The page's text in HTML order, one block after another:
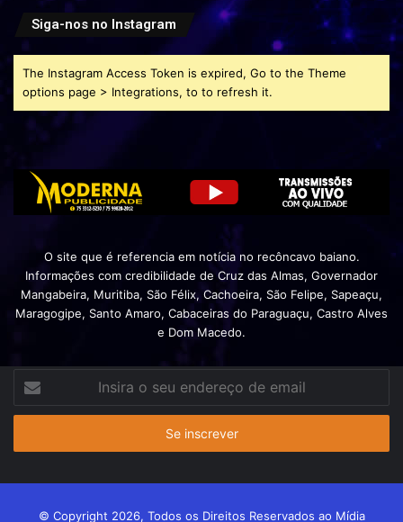
Siga-nos no Instagram
The Instagram Access Token is expired, Go to the Theme
options page > Integrations, to to refresh it.
O site que é referencia em notícia no recôncavo baiano.
Informações com credibilidade de Cruz das Almas, Governador
Mangabeira, Muritiba, São Félix, Cachoeira, São Felipe, Sapeaçu,
Maragogipe, Santo Amaro, Cabaceiras do Paraguaçu, Castro Alves
e Dom Macedo.
seu
de
© Copyright 2026, Todos os Direitos Reservados ao Mídia